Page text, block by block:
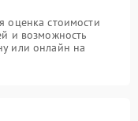
оценка стоимости
и возможность
или онлайн на